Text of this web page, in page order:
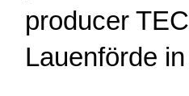
producer
Lauenförde